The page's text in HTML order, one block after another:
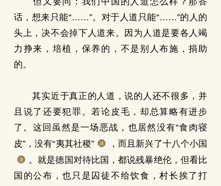
话，想来只能“……”。对于人道只能“……”的人的
头上，决不会掉下人道来。因为人道是要各人竭
力挣来，培植，保养的，不是别人布施，捐助
的。
其实近于真正的人道，说的人还不很多，并
且说了还要犯罪。若论皮毛，却总算略有进步
了。这回虽然是一场恶战，也居然没有“食肉寝
皮”，没有“夷其社稷”
，而且新兴了十八个小国
。就是德国对待比国，都说残暴绝伦，但看比
国的公布，也只是囚徒不给饮食，村长挨了打